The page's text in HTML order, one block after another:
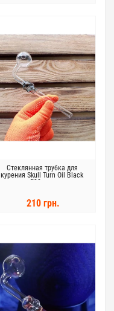
Стеклянная трубка для
курения Skull Turn Oil Black
Ø30 мм.
210 грн.